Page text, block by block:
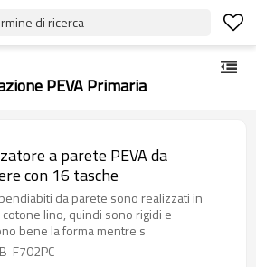
di ricerca
PEVA Primaria
a parete PEVA da
con 16 tasche
da parete sono realizzati in
lino, quindi sono rigidi e
bene la forma mentre s
F702PC